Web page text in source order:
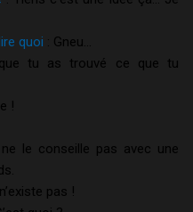
quoi : Gneu…
tu as trouvé ce que tu
!
le conseille pas avec une
pas !